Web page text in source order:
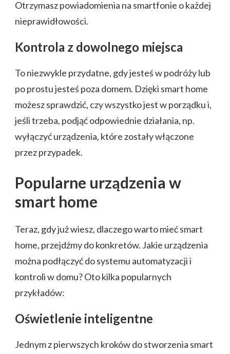
Otrzymasz powiadomienia na smartfonie o każdej
nieprawidłowości.
Kontrola z dowolnego miejsca
To niezwykle przydatne, gdy jesteś w podróży lub
po prostu jesteś poza domem. Dzięki smart home
możesz sprawdzić, czy wszystko jest w porządku i,
jeśli trzeba, podjąć odpowiednie działania, np.
wyłączyć urządzenia, które zostały włączone
przez przypadek.
Popularne urządzenia w
smart home
Teraz, gdy już wiesz, dlaczego warto mieć smart
home, przejdźmy do konkretów. Jakie urządzenia
można podłączyć do systemu automatyzacji i
kontroli w domu? Oto kilka popularnych
przykładów:
Oświetlenie inteligentne
Jednym z pierwszych kroków do stworzenia smart